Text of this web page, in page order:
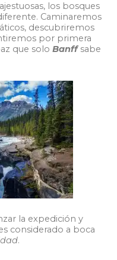
los bosques
Caminaremos
descubriremos
por primera
que solo Banff sabe
la expedición y
considerado a boca
.